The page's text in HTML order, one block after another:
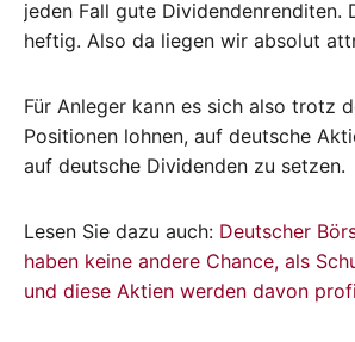
jeden Fall gute Dividendenrenditen.
heftig. Also da liegen wir absolut
Für Anleger kann es sich also trotz
Positionen lohnen, auf deutsche
auf deutsche Dividenden zu setzen.
Lesen Sie dazu auch: Deutscher
haben keine andere Chance, als
und diese Aktien werden davon